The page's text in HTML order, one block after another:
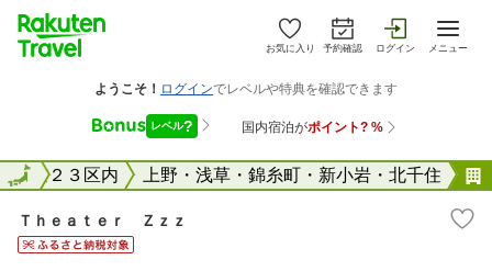
お気に入り 予約確認 ログイン メニュー
東京２３区内 上野・浅草・錦糸町・新小岩・北千住
全国
Ｔｈｅａｔｅｒ Ｚｚｚ